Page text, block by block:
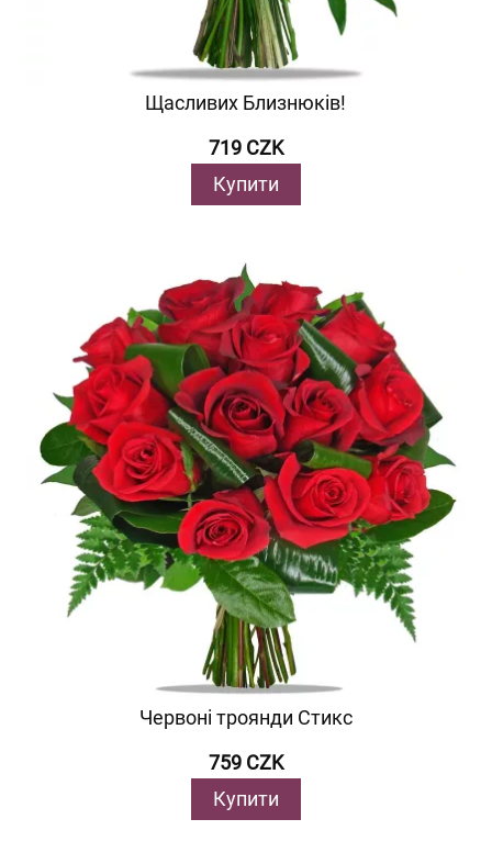
Щасливих Близнюків!
719 CZK
Купити
Червоні троянди Стикс
759 CZK
Купити